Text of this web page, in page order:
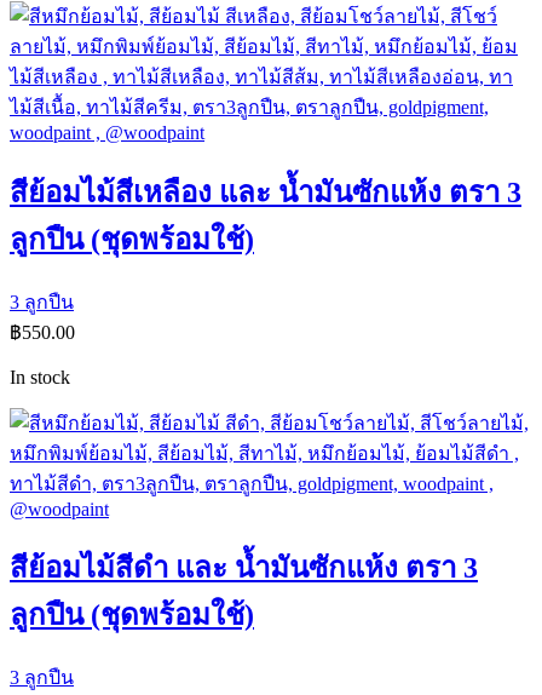
สีย้อมไม้สีเหลือง และ น้ำมันซักแห้ง ตรา 3
ลูกปืน (ชุดพร้อมใช้)
3 ลูกปืน
฿550.00
In stock
สีย้อมไม้สีดำ และ น้ำมันซักแห้ง ตรา 3
ลูกปืน (ชุดพร้อมใช้)
3 ลูกปืน